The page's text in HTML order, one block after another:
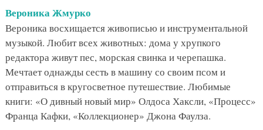
Вероника Жмурко
Вероника восхищается живописью и инструментальной
музыкой. Любит всех животных: дома у хрупкого
редактора живут пес, морская свинка и черепашка.
Мечтает однажды сесть в машину со своим псом и
отправиться в кругосветное путешествие. Любимые
книги: «О дивный новый мир» Олдоса Хаксли, «Процесс»
Франца Кафки, «Коллекционер» Джона Фаулза.